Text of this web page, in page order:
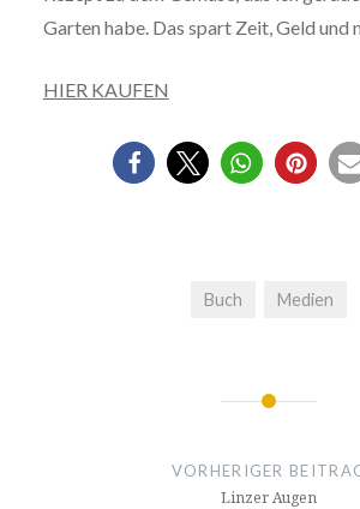
Garten habe. Das spart Zeit, Geld und
HIER KAUFEN
Buch Medien
NavigationVORHERIGER
Linzer Augen